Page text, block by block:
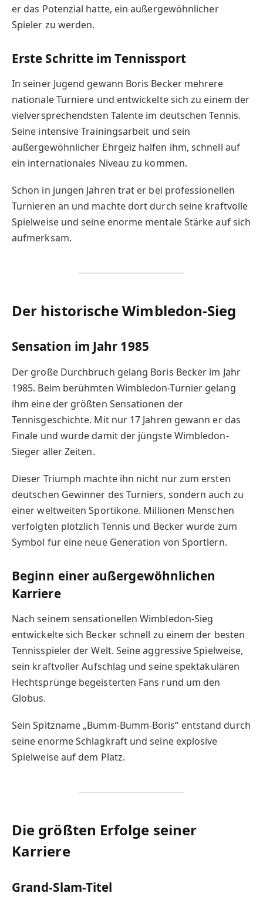
er das Potenzial hatte, ein außergewöhnlicher
Spieler zu werden.
Erste Schritte im Tennissport
In seiner Jugend gewann Boris Becker mehrere
nationale Turniere und entwickelte sich zu einem der
vielversprechendsten Talente im deutschen Tennis.
Seine intensive Trainingsarbeit und sein
außergewöhnlicher Ehrgeiz halfen ihm, schnell auf
ein internationales Niveau zu kommen.
Schon in jungen Jahren trat er bei professionellen
Turnieren an und machte dort durch seine kraftvolle
Spielweise und seine enorme mentale Stärke auf sich
aufmerksam.
Der historische Wimbledon-Sieg
Sensation im Jahr 1985
Der große Durchbruch gelang Boris Becker im Jahr
1985. Beim berühmten Wimbledon-Turnier gelang
ihm eine der größten Sensationen der
Tennisgeschichte. Mit nur 17 Jahren gewann er das
Finale und wurde damit der jüngste Wimbledon-
Sieger aller Zeiten.
Dieser Triumph machte ihn nicht nur zum ersten
deutschen Gewinner des Turniers, sondern auch zu
einer weltweiten Sportikone. Millionen Menschen
verfolgten plötzlich Tennis und Becker wurde zum
Symbol für eine neue Generation von Sportlern.
Beginn einer außergewöhnlichen
Karriere
Nach seinem sensationellen Wimbledon-Sieg
entwickelte sich Becker schnell zu einem der besten
Tennisspieler der Welt. Seine aggressive Spielweise,
sein kraftvoller Aufschlag und seine spektakulären
Hechtsprünge begeisterten Fans rund um den
Globus.
Sein Spitzname „Bumm-Bumm-Boris“ entstand durch
seine enorme Schlagkraft und seine explosive
Spielweise auf dem Platz.
Die größten Erfolge seiner
Karriere
Grand-Slam-Titel